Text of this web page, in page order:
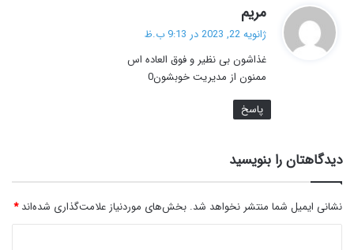
مریم
ف
:
ژانویه 22, 2023 در 9:13 ب.ظ
غذاشون بی نظیر و فوق العاده اس
ممنون از مدیریت خوبشون0
پاسخ
دیدگاهتان را بنویسید
نشانی ایمیل شما منتشر نخواهد شد. بخش‌های موردنیاز علامت‌گذاری شده‌اند*